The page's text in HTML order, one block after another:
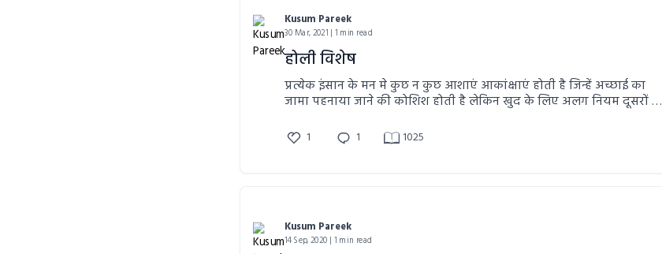
Kusum Pareek
30 Mar, 2021 | 1 min read
होली विशेष
प्रत्येक इंसान के मन मे कुछ न कुछ आशाएं आकांक्षाएं होती है जिन्हें अच्छाई का
जामा पहनाया जाने की कोशिश होती है लेकिन खुद के लिए अलग नियम दूसरों के
1 1 1025
Kusum Pareek
14 Sep, 2020 | 1 min read